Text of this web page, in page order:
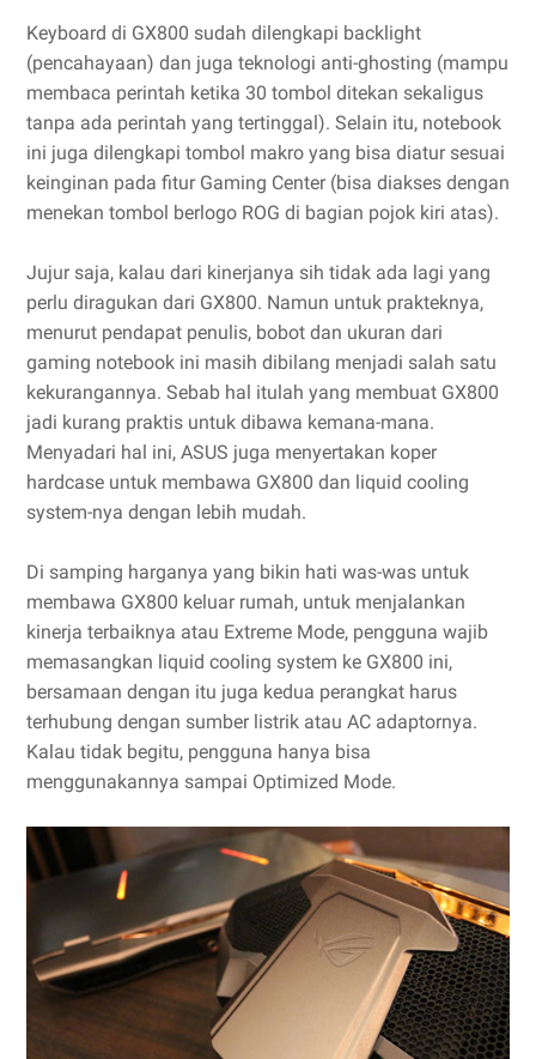
Keyboard di GX800 sudah dilengkapi backlight
(pencahayaan) dan juga teknologi anti-ghosting (mampu
membaca perintah ketika 30 tombol ditekan sekaligus
tanpa ada perintah yang tertinggal). Selain itu, notebook
ini juga dilengkapi tombol makro yang bisa diatur sesuai
keinginan pada fitur Gaming Center (bisa diakses dengan
menekan tombol berlogo ROG di bagian pojok kiri atas).
Jujur saja, kalau dari kinerjanya sih tidak ada lagi yang
perlu diragukan dari GX800. Namun untuk prakteknya,
menurut pendapat penulis, bobot dan ukuran dari
gaming notebook ini masih dibilang menjadi salah satu
kekurangannya. Sebab hal itulah yang membuat GX800
jadi kurang praktis untuk dibawa kemana-mana.
Menyadari hal ini, ASUS juga menyertakan koper
hardcase untuk membawa GX800 dan liquid cooling
system-nya dengan lebih mudah.
Di samping harganya yang bikin hati was-was untuk
membawa GX800 keluar rumah, untuk menjalankan
kinerja terbaiknya atau Extreme Mode, pengguna wajib
memasangkan liquid cooling system ke GX800 ini,
bersamaan dengan itu juga kedua perangkat harus
terhubung dengan sumber listrik atau AC adaptornya.
Kalau tidak begitu, pengguna hanya bisa
menggunakannya sampai Optimized Mode.